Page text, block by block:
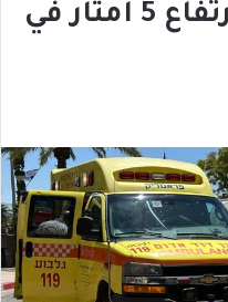
جراء سقوطه عن ارتفاع 5 امتار في